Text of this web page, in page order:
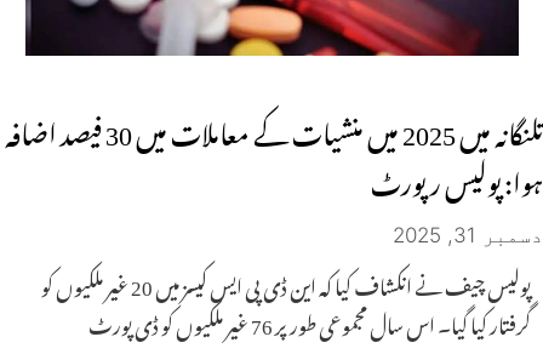
تلنگانہ میں 2025 میں منشیات کے معاملات میں 30 فیصد اضافہ
ہوا: پولیس رپورٹ
دسمبر 31, 2025
پولیس چیف نے انکشاف کیا کہ این ڈی پی ایس کیسز میں 20 غیر ملکیوں کو
گرفتار کیا گیا۔ اس سال مجموعی طور پر 76 غیر ملکیوں کو ڈی پورٹ